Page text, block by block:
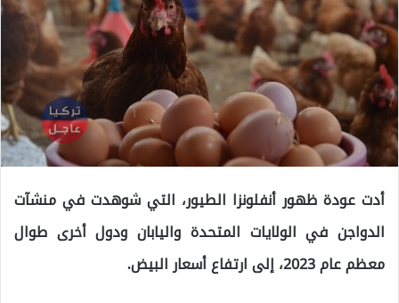
أدت عودة ظهور أنفلونزا الطيور، التي شوهدت في منشآت
الدواجن في الولايات المتحدة واليابان ودول أخرى طوال
معظم عام 2023، إلى ارتفاع أسعار البيض.